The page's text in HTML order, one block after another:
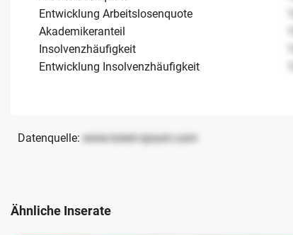
Entwicklung Arbeitslosenquote
Akademikeranteil
Insolvenzhäufigkeit
Entwicklung Insolvenzhäufigkeit
Datenquelle: www.lorem-ipsum.com
Ähnliche Inserate